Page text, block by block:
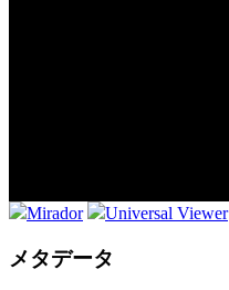
Mirador Universal Viewer
メタデータ